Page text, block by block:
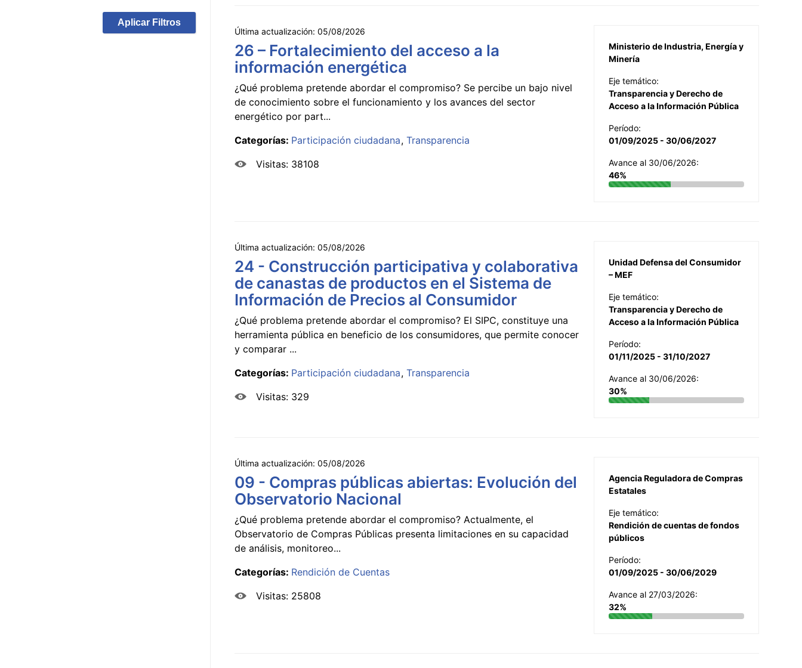
Aplicar Filtros
Última actualización: 05/08/2026
26 – Fortalecimiento del acceso a la
información energética
¿Qué problema pretende abordar el compromiso? Se percibe un bajo nivel
de conocimiento sobre el funcionamiento y los avances del sector
energético por part...
Categorías: Participación ciudadana Transparencia
Visitas: 38108
Ministerio de Industria, Energía y
Minería
Eje temático:
Transparencia y Derecho de
Acceso a la Información Pública
Período:
01/09/2025 - 30/06/2027
Avance al 30/06/2026:
46%
Última actualización: 05/08/2026
24 - Construcción participativa y colaborativa
de canastas de productos en el Sistema de
Información de Precios al Consumidor
¿Qué problema pretende abordar el compromiso? El SIPC, constituye una
herramienta pública en beneficio de los consumidores, que permite conocer
y comparar ...
Categorías: Participación ciudadana Transparencia
Visitas: 329
Unidad Defensa del Consumidor
– MEF
Eje temático:
Transparencia y Derecho de
Acceso a la Información Pública
Período:
01/11/2025 - 31/10/2027
Avance al 30/06/2026:
30%
Última actualización: 05/08/2026
09 - Compras públicas abiertas: Evolución del
Observatorio Nacional
¿Qué problema pretende abordar el compromiso? Actualmente, el
Observatorio de Compras Públicas presenta limitaciones en su capacidad
de análisis, monitoreo...
Categorías: Rendición de Cuentas
Visitas: 25808
Agencia Reguladora de Compras
Estatales
Eje temático:
Rendición de cuentas de fondos
públicos
Período:
01/09/2025 - 30/06/2029
Avance al 27/03/2026:
32%